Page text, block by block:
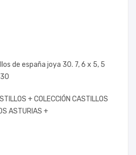
de españa joya 30. 7, 6 x 5, 5
+COLECCIÓN CASTILLOS
ASTURIAS +